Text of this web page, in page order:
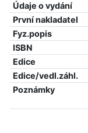
Údaje o vydání
První nakladatel
Fyz.popis
ISBN
Edice
Edice/vedl.záhl.
Poznámky